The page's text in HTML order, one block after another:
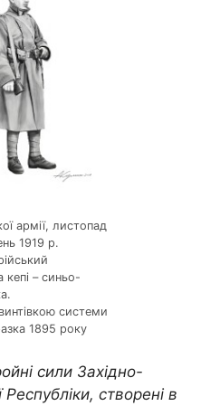
армії, листопад
1919 р.
кепі – синьо-
системи
1895 року
сили Західно-
Республіки, створені в